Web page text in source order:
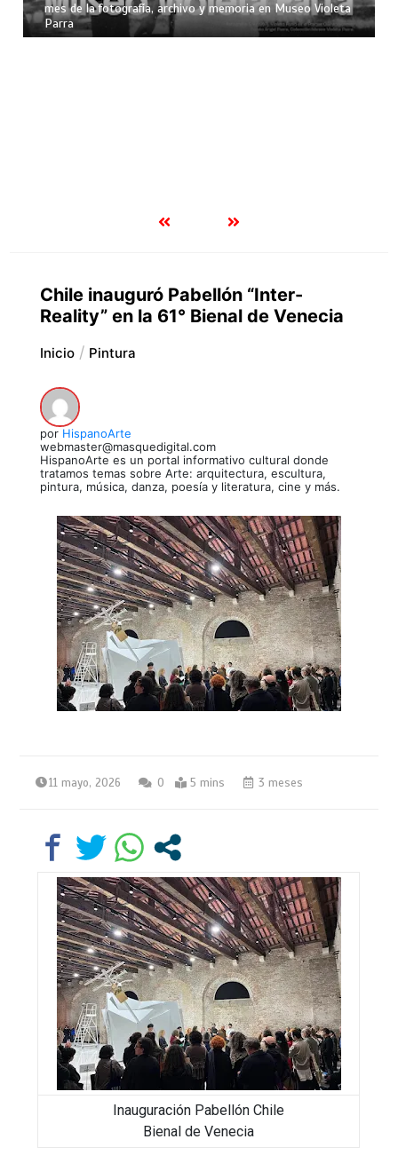
mes de la fotografía, archivo y memoria en Museo Violeta
Parra
Chile inauguró Pabellón “Inter-
Reality” en la 61° Bienal de Venecia
Inicio Pintura
por HispanoArte
webmaster@masquedigital.com
HispanoArte es un portal informativo cultural donde
tratamos temas sobre Arte: arquitectura, escultura,
pintura, música, danza, poesía y literatura, cine y más.
11 mayo, 2026 0 5 mins 3 meses
Inauguración Pabellón Chile
Bienal de Venecia